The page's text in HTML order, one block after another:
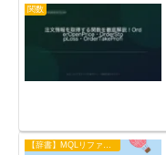
関数
【辞書】MQLリファレンス